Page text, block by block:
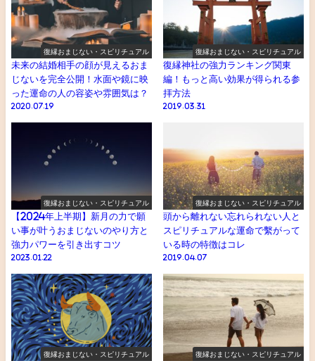
復縁おまじない・スピリチュアル
未来の結婚相手の顔が見えるおま
じないを完全公開！水面や鏡に映
った運命の人の容姿や雰囲気は？
2020.07.19
復縁おまじない・スピリチュアル
復縁神社の強力ランキング関東
編！もっと高い効果が得られる参
拝方法
2019.03.31
復縁おまじない・スピリチュアル
【2024年上半期】新月の力で願
い事が叶うおまじないのやり方と
強力パワーを引き出すコツ
2023.01.22
復縁おまじない・スピリチュアル
頭から離れない忘れられない人と
スピリチュアルな運命で繫がって
いる時の特徴はコレ
2019.04.07
復縁おまじない・スピリチュアル 復縁おまじない・スピリチュアル